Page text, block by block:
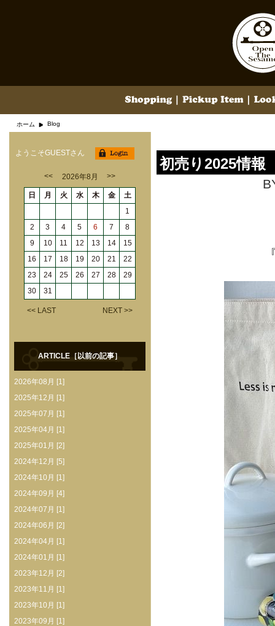
ホーム Blog
初売り2025情報
ようこそGUESTさん
<< 2026年8月 >>
日 月 火 水 木 金
土
1
2
3 4 5 6 7
8
9
10 11 12 13 14
15
16
17 18 19 20 21
22
23
24 25 26 27 28
29
30
31
<< LAST NEXT >>
ARTICLE［以前の記事］
2026年08月 [1]
2025年12月 [1]
2025年07月 [1]
2025年04月 [1]
2025年01月 [2]
2024年12月 [5]
2024年10月 [1]
2024年09月 [4]
2024年07月 [1]
2024年06月 [2]
2024年04月 [1]
2024年01月 [1]
2023年12月 [2]
2023年11月 [1]
2023年10月 [1]
2023年09月 [1]